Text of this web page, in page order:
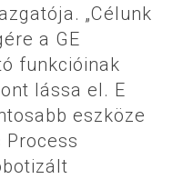
„Célunk
a GE
funkcióinak
lássa el. E
eszköze
Process